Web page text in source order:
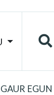
GAUR EGUN